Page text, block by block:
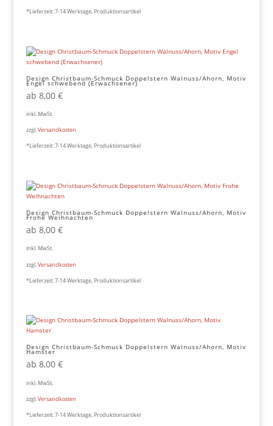
*Lieferzeit:7-14 Werktage, Produktionsartikel
Design Christbaum-Schmuck Doppelstern Walnuss/Ahorn, Motiv
Engel schwebend (Erwachsener)
ab 8,00 €
inkl. MwSt.
zzgl.Versandkosten
*Lieferzeit:7-14 Werktage, Produktionsartikel
Design Christbaum-Schmuck Doppelstern Walnuss/Ahorn, Motiv
Frohe Weihnachten
ab 8,00 €
inkl. MwSt.
zzgl. Versandkosten
*Lieferzeit:7-14 Werktage, Produktionsartikel
Design Christbaum-Schmuck Doppelstern Walnuss/Ahorn, Motiv
Hamster
ab 8,00 €
inkl. MwSt.
zzgl.Versandkosten
*Lieferzeit:7-14 Werktage, Produktionsartikel